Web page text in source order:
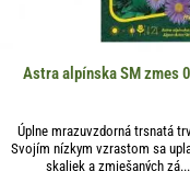
Astra alpínska SM zmes
Úplne mrazuvzdorná trsnatá
Svojím nízkym vzrastom sa
skaliek a zmiešaných zá...